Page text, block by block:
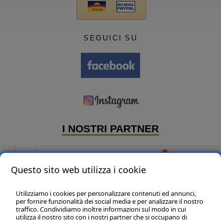
SEGUICI SU
I NOSTRI PARTNER
Questo sito web utilizza i cookie
Utilizziamo i cookies per personalizzare contenuti ed annunci,
per fornire funzionalità dei social media e per analizzare il nostro
traffico. Condividiamo inoltre informazioni sul modo in cui
utilizza il nostro sito con i nostri partner che si occupano di